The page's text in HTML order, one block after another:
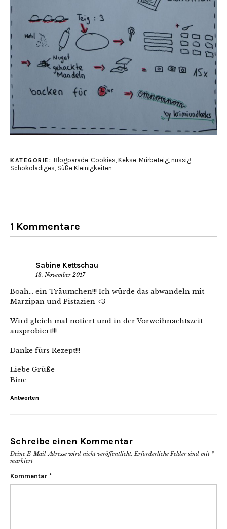
KATEGORIE: Blogparade, Cookies, Kekse, Mürbeteig, nussig,
Schokoladiges, Süße Kleinigkeiten
1 Kommentare
Sabine Kettschau
13. November 2017
Boah… ein Träumchen!!! Ich würde das abwandeln mit
Marzipan und Pistazien <3
Wird gleich mal notiert und in der Vorweihnachtszeit
ausprobiert!!!
Danke fürs Rezept!!!
Liebe Grüße
Bine
Antworten
Schreibe einen Kommentar
Deine E-Mail-Adresse wird nicht veröffentlicht. Erforderliche Felder sind mit *
markiert
Kommentar *